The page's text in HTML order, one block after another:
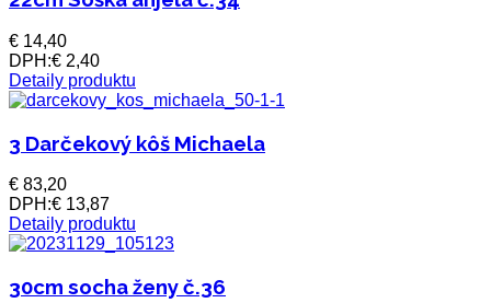
€ 14,40
DPH:€ 2,40
Detaily produktu
3 Darčekový kôš Michaela
€ 83,20
DPH:€ 13,87
Detaily produktu
30cm socha ženy č.36